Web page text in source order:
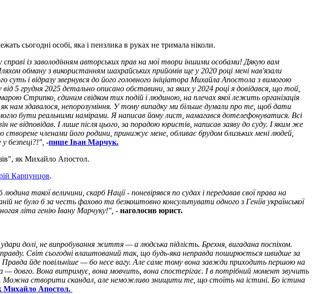
сьогодні особі, яка і пензлика в руках не тримала ніколи.
справі із заволодінням авторських прав на мої твори іншими особами! Дякую вам
обману з використанням шахрайських прийомів ще у 2020 році мені нав'язали
і відразу звернувся до його головного ініціатора Михайла Апостола з вимогою
5 грудня 2025 детально описано обставини, за яких у 2024 році я довідався, що той,
Стрипко, єдиним свідком тих подій і людиною, на плечах якої лежить організація
нам здавалося, непорозуміння. У тому випадку ми більше думали про те, щоб дати
бути реальними намірами. Я написав йому лист, намагався дотелефонуватися. Всі
не відповідав. І лише після цього, за порадою юристів, написав заяву до суду. І яким же
членами його родини, принижує мене, обливає брудом близьких мені людей,
безпеці?!", -пише Іван Марчук.
як Михайло Апостол.
Карпунцов.
такої величини, скарб Нації - поневірявся по судах і передавав свої права на
було б за честь фахово та безкоштовно консультувати одного з Геніїв української
літа генію Івану Марчуку!", - наголосив юрист.
долі, не випробування життя — а людська підлість. Брехня, вигадана поспіхом.
Світ сьогодні влаштований так, що будь-яка неправда поширюється швидше за
йде повільніше — бо несе вагу. Але саме тому вона завжди приходить першою на
— довго. Вона витримує, вона мовчить, вона спостерігає. І в потрібний момент звучить
Можна створити скандал, але неможливо знищити те, що стоїть на істині. Бо істина
Михайло Апостол.